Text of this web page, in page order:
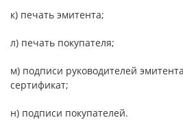
к) печать эмитента;
л) печать покупателя;
м) подписи руководителей
сертификат;
н) подписи покупателей.